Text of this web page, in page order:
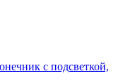
с подсветкой,